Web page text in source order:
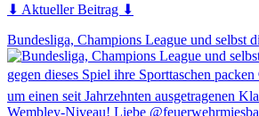
⬇ Aktueller Beitrag ⬇
Bundesliga, Champions League und selbst